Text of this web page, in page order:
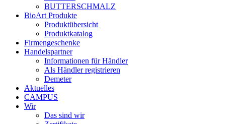
BUTTERSCHMALZ
BioArt Produkte
Produktübersicht
Produktkatalog
Firmengeschenke
Handelspartner
Informationen für Händler
Als Händler registrieren
Demeter
Aktuelles
CAMPUS
Wir
Das sind wir